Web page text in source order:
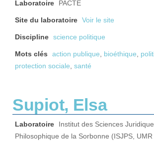
Laboratoire PACTE
Site du laboratoire Voir le site
Discipline science politique
Mots clés action publique, bioéthique,
protection sociale, santé
Supiot, Elsa
Laboratoire
Institut des Sciences
Philosophique de la Sorbonne (ISJPS,